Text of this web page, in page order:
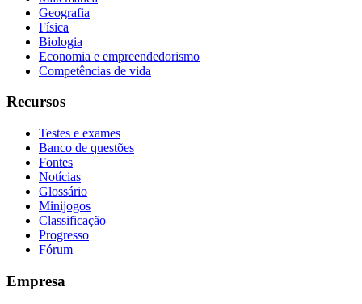
Geografia
Física
Biologia
Economia e empreendedorismo
Competências de vida
Recursos
Testes e exames
Banco de questões
Fontes
Notícias
Glossário
Minijogos
Classificação
Progresso
Fórum
Empresa